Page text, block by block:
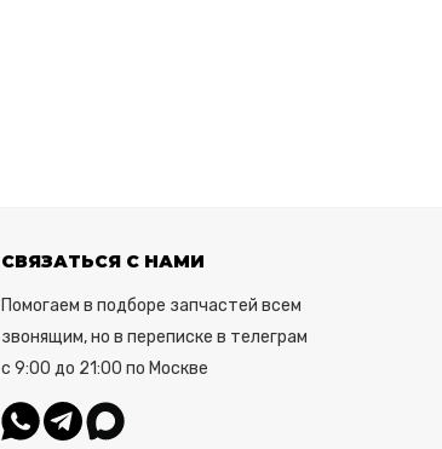
СВЯЗАТЬСЯ С НАМИ
Помогаем в подборе запчастей всем
звонящим, но в переписке в телеграм
с 9:00 до 21:00 по Москве